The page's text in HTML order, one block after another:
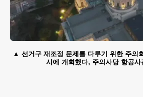
선거구 재조정 문제를 다루기 위한 주의
시에 개회했다, 주의사당 항공